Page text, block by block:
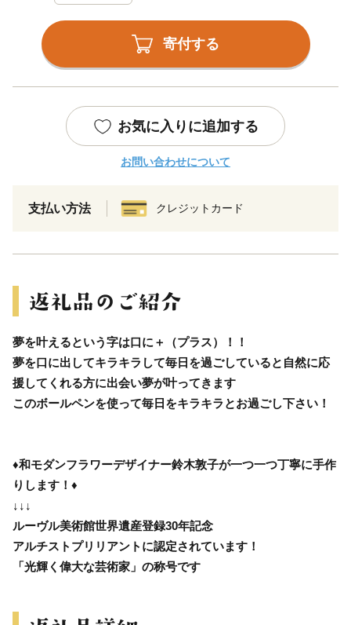
寄付する
お気に入りに追加する
お問い合わせについて
支払い方法 クレジットカード
夢を叶えるという字は口に＋（プラス）！！
夢を口に出してキラキラして毎日を過ごしていると自然に応
援してくれる方に出会い夢が叶ってきます
このボールペンを使って毎日をキラキラとお過ごし下さい！
♦和モダンフラワーデザイナー鈴木敦子が一つ一つ丁寧に手作
りします！♦
↓↓↓
ルーヴル美術館世界遺産登録30年記念
アルチストプリリアントに認定されています！
「光輝く偉大な芸術家」の称号です